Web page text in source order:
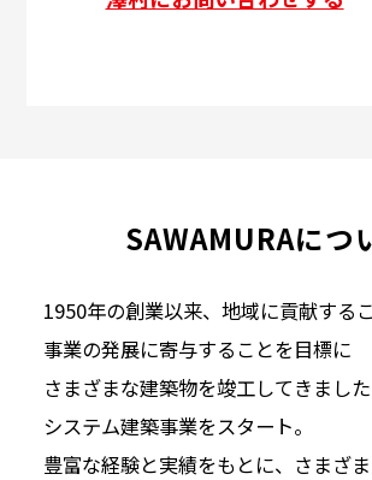
SAWAMURAにつ
1950年の創業以来、地域に貢献する
事業の発展に寄与することを目標に
さまざまな建築物を竣工してきまし
システム建築事業をスタート。
豊富な経験と実績をもとに、さまざ